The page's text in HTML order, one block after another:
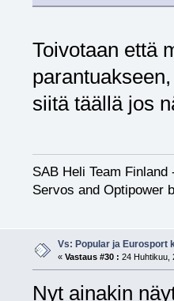
Toivotaan että
siitä täällä jos
SAB Heli Team
Servos and Optipower
Vs: Popular ja Eurosport
« Vastaus #30 : 24 Huhtikuu,
Nyt ainakin